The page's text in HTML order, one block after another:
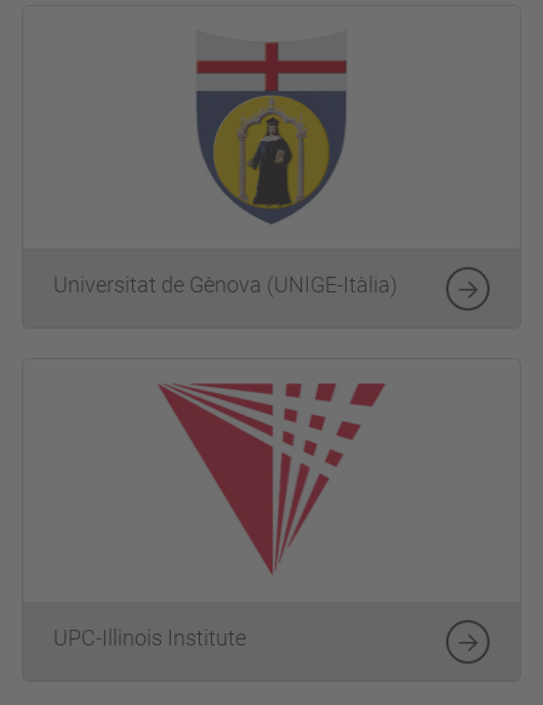
Universitat de Gènova (UNIGE-Itàlia)
UPC-Illinois Institute